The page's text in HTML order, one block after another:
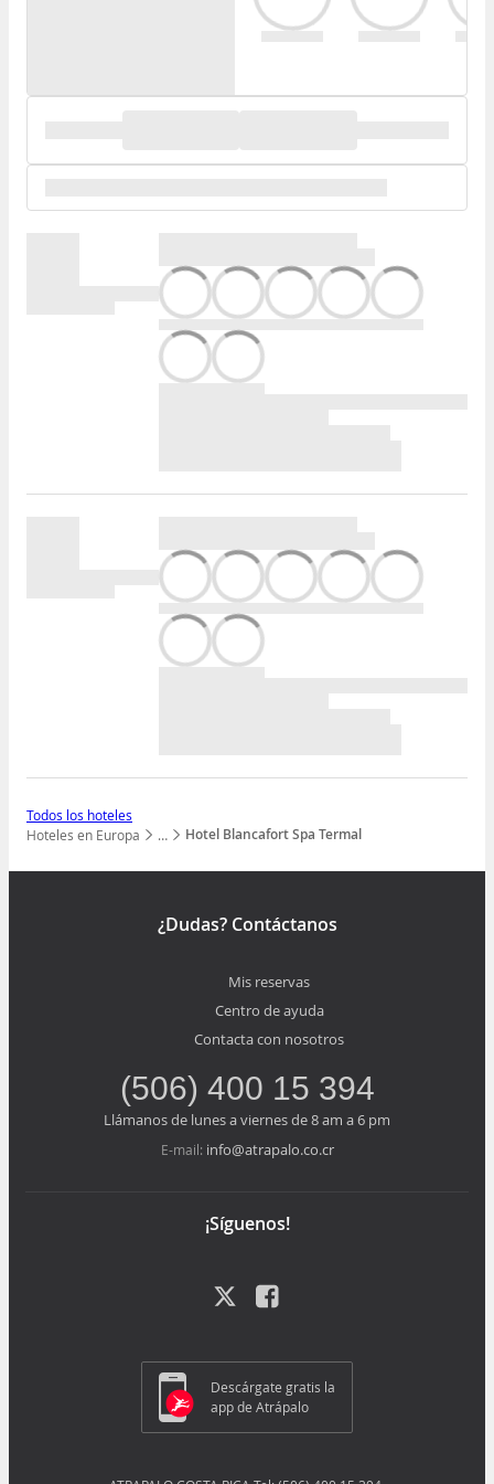
Todos los hoteles
…
Mostrar todos los niveles
Hoteles en Europa Hotel Blancafort Spa Termal
¿Dudas? Contáctanos
Mis reservas
Centro de ayuda
Contacta con nosotros
(506) 400 15 394
Llámanos de lunes a viernes de 8 am a 6 pm
E-mail: info@atrapalo.co.cr
¡Síguenos!
Descárgate gratis la
app de Atrápalo